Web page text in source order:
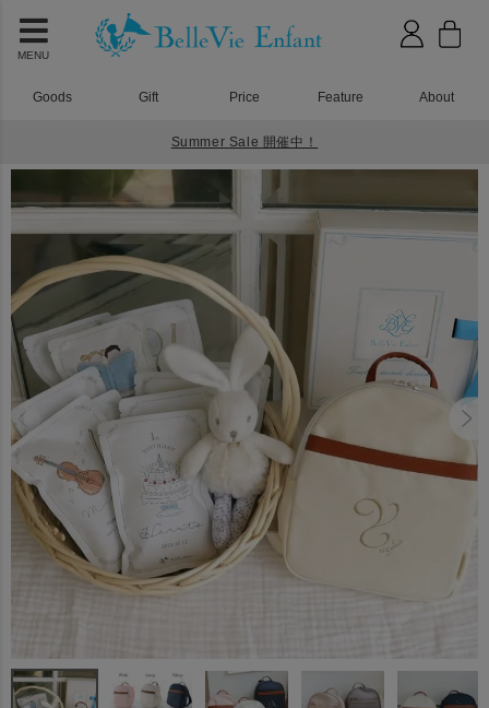
MENU
Goods Gift Price Feature About
Summer Sale 開催中！
ラフィネ ベビーリュック 一升米で選び取り(10袋タイプ)セット